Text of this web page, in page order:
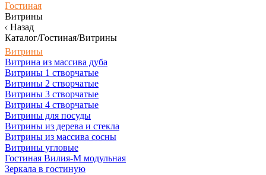
Гостиная
Витрины
Назад
Каталог/Гостиная/Витрины
Витрины
Витрина из массива дуба
Витрины 1 створчатые
Витрины 2 створчатые
Витрины 3 створчатые
Витрины 4 створчатые
Витрины для посуды
Витрины из дерева и стекла
Витрины из массива сосны
Витрины угловые
Гостиная Вилия-М модульная
Зеркала в гостиную